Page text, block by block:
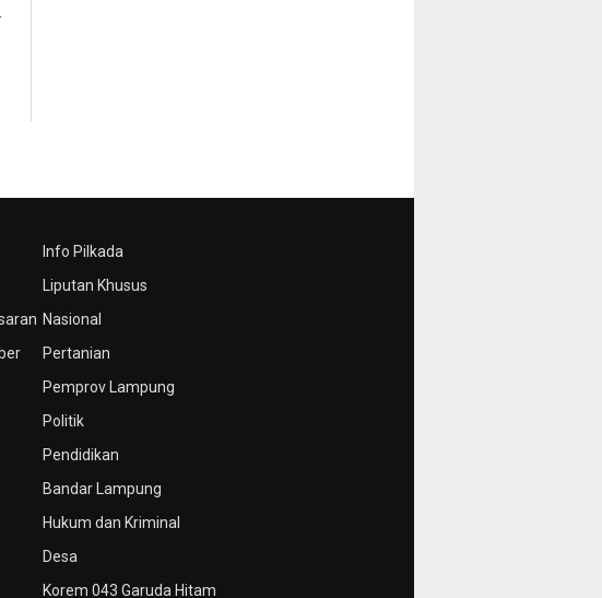
Info Pilkada
Liputan Khusus
Nasional
Pertanian
Pemprov Lampung
Politik
Pendidikan
Bandar Lampung
Hukum dan Kriminal
Desa
Korem 043 Garuda Hitam